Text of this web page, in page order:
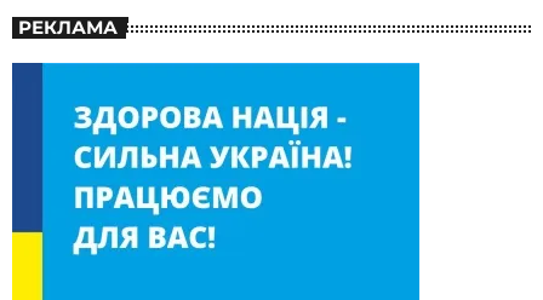
РЕКЛАМА